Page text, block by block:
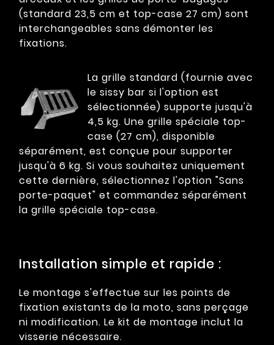
(standard 23,5 cm et top-case 27 cm) sont
interchangeables sans démonter les
fixations.
La grille standard (fournie avec
le sissy bar si l'option est
sélectionnée) supporte jusqu'à
4,5 kg. Une grille spéciale top-
case (27 cm), disponible
séparément, est conçue pour supporter
jusqu'à 6 kg. Si vous souhaitez uniquement
cette dernière, sélectionnez l'option "Sans
porte-paquet" et commandez séparément
la grille spéciale top-case.
Installation simple et rapide :
Le montage s'effectue sur les points de
fixation existants de la moto, sans perçage
ni modification. Le kit de montage inclut la
visserie nécessaire.